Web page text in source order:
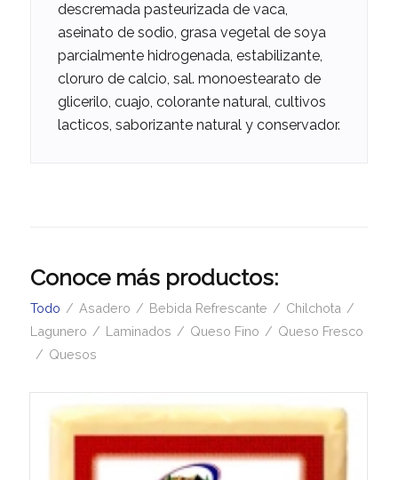
descremada pasteurizada de vaca,
aseinato de sodio, grasa vegetal de soya
parcialmente hidrogenada, estabilizante,
cloruro de calcio, sal. monoestearato de
glicerilo, cuajo, colorante natural, cultivos
lacticos, saborizante natural y conservador.
Conoce más productos:
Todo / Asadero / Bebida Refrescante / Chilchota /
Lagunero / Laminados / Queso Fino / Queso Fresco
/ Quesos